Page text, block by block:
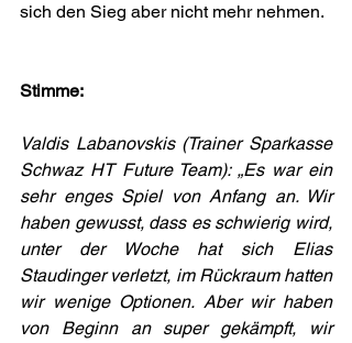
sich den Sieg aber nicht mehr nehmen.
Stimme:
Valdis Labanovskis (Trainer Sparkasse
Schwaz HT Future Team): „Es war ein
sehr enges Spiel von Anfang an. Wir
haben gewusst, dass es schwierig wird,
unter der Woche hat sich Elias
Staudinger verletzt, im Rückraum hatten
wir wenige Optionen. Aber wir haben
von Beginn an super gekämpft, wir